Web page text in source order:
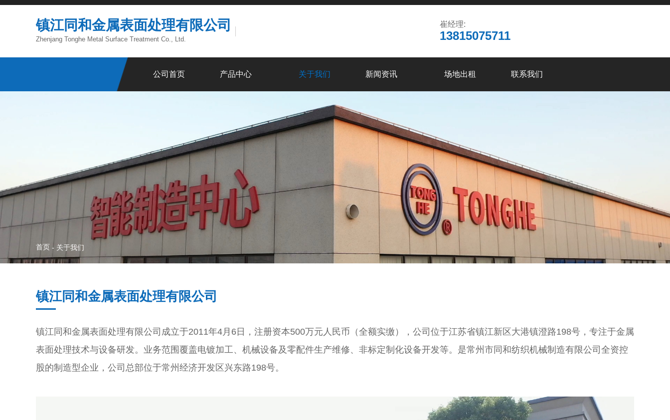
镇江同和金属表面处理有限公司
Zhenjang Tonghe Metal Surface Treatment Co., Ltd.
崔经理:
13815075711
公司首页 产品中心 关于我们 新闻资讯 场地出租 联系我们
首页 - 关于我们
镇江同和金属表面处理有限公司
镇江同和金属表面处理有限公司成立于2011年4月6日，注册资本500万元人民币（全额实缴），公司位于江苏省镇江新区大港镇澄路198号，专注于金属
表面处理技术与设备研发。业务范围覆盖电镀加工、机械设备及零配件生产维修、非标定制化设备开发等。是常州市同和纺织机械制造有限公司全资控
股的制造型企业，公司总部位于常州经济开发区兴东路198号。